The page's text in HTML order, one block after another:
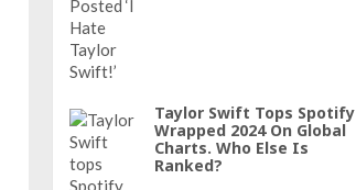
Taylor Swift Tops Spotify
Wrapped 2024 On Global
Charts. Who Else Is
Ranked?